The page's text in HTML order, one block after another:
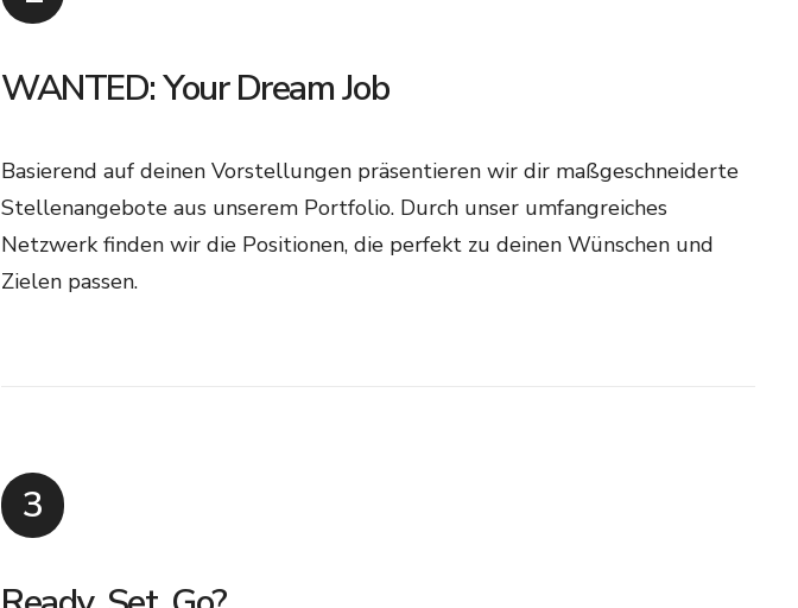
WANTED: Your Dream Job
Basierend auf deinen Vorstellungen präsentieren wir dir maßgeschneiderte
Stellenangebote aus unserem Portfolio. Durch unser umfangreiches
Netzwerk finden wir die Positionen, die perfekt zu deinen Wünschen und
Zielen passen.​
3